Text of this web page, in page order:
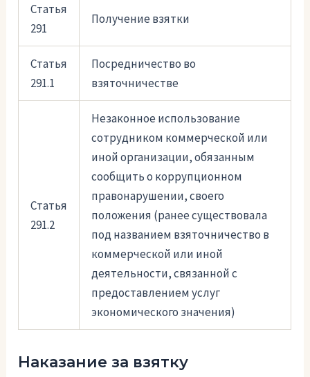
Статья
291
Получение взятки
Статья
291.1
Посредничество во
взяточничестве
Статья
291.2
Незаконное использование
сотрудником коммерческой или
иной организации, обязанным
сообщить о коррупционном
правонарушении, своего
положения (ранее существовала
под названием взяточничество в
коммерческой или иной
деятельности, связанной с
предоставлением услуг
экономического значения)
Наказание за взятку